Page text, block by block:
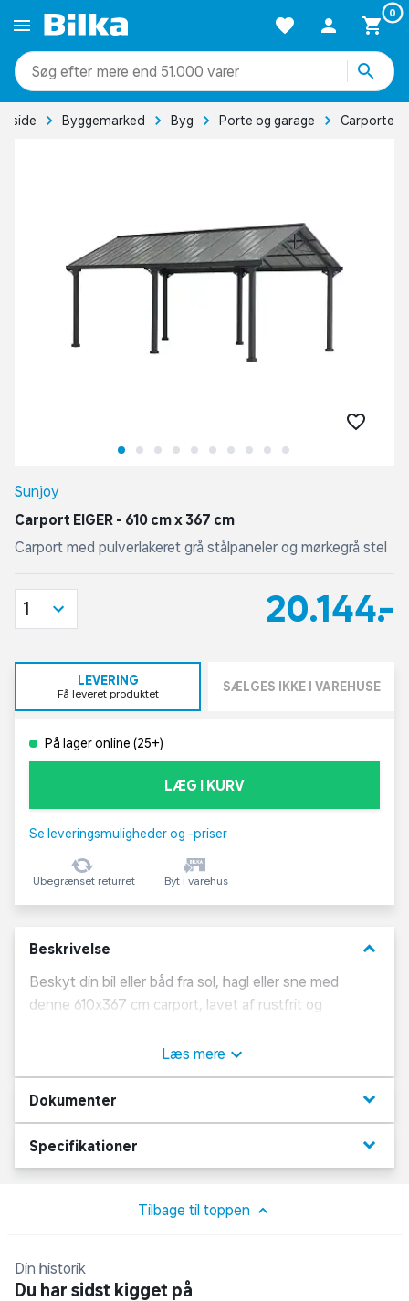
0
mere end 51.000 varer
Byggemarked Byg Porte og garage Carporte
Sunjoy
Carport EIGER - 610 cm x 367 cm
Carport med pulverlakeret grå stålpaneler og mørkegrå stel
20.144,-
1
LEVERING
Få leveret produktet SÆLGES IKKE I VAREHUSE
På lager online (25+)
LÆG I KURV
Se leveringsmuligheder og -priser
Ubegrænset returret Byt i varehus
Beskrivelse keyboard_arrow_down
Beskyt din bil eller båd fra sol, hagl eller sne med
denne 610x367 cm carport, lavet af rustfrit og
Carporten kræver næsten ingen vedligeholdelse.
Læs mere
Dokumenter keyboard_arrow_down
Specifikationer keyboard_arrow_down
Tilbage til toppen
Din historik
Du har sidst kigget på